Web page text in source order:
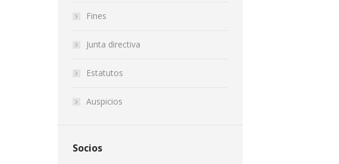
Fines
Junta directiva
Estatutos
Auspicios
Socios